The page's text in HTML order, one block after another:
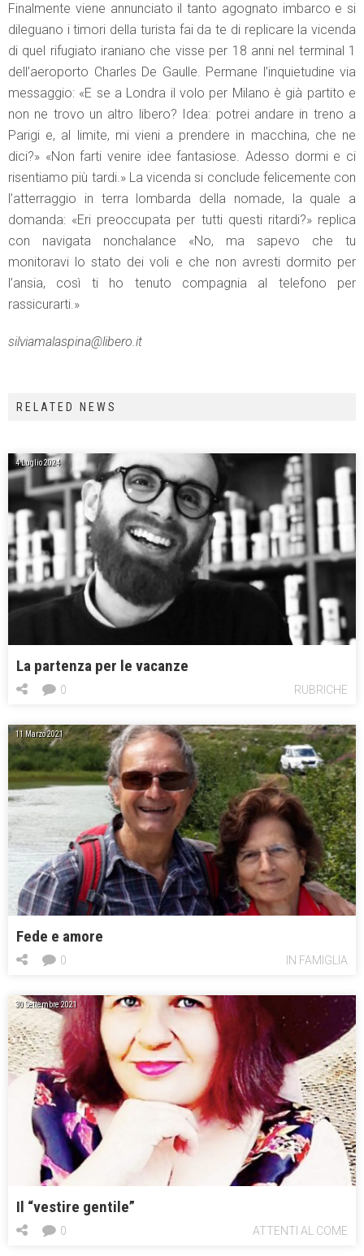
Finalmente viene annunciato il tanto agognato imbarco e si
dileguano i timori della turista fai da te di replicare la vicenda
di quel rifugiato iraniano che visse per 18 anni nel terminal 1
dell’aeroporto Charles De Gaulle. Permane l’inquietudine via
messaggio: «E se a Londra il volo per Milano è già partito e
non ne trovo un altro libero? Idea: potrei andare in treno a
Parigi e, al limite, mi vieni a prendere in macchina, che ne
dici?» «Non farti venire idee fantasiose. Adesso dormi e ci
risentiamo più tardi.» La vicenda si conclude felicemente con
l’atterraggio in terra lombarda della nomade, la quale a
domanda: «Eri preoccupata per tutti questi ritardi?» replica
con navigata nonchalance «No, ma sapevo che tu
monitoravi lo stato dei voli e che non avresti dormito per
l’ansia, così ti ho tenuto compagnia al telefono per
rassicurarti.»
silviamalaspina@libero.it
RELATED NEWS
4 Luglio 2024
La partenza per le vacanze
RUBRICHE
0
11 Marzo 2021
Fede e amore
IN FAMIGLIA
0
30 Settembre 2021
Il “vestire gentile”
ATTENTI AL COME
0